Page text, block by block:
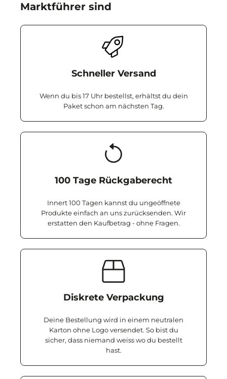
Marktführer sind
Schneller Versand
Wenn du bis 17 Uhr bestellst, erhältst du dein
Paket schon am nächsten Tag.
100 Tage Rückgaberecht
Innert 100 Tagen kannst du ungeöffnete
Produkte einfach an uns zurücksenden. Wir
erstatten den Kaufbetrag - ohne Fragen.
Diskrete Verpackung
Deine Bestellung wird in einem neutralen
Karton ohne Logo versendet. So bist du
sicher, dass niemand weiss wo du bestellt
hast.